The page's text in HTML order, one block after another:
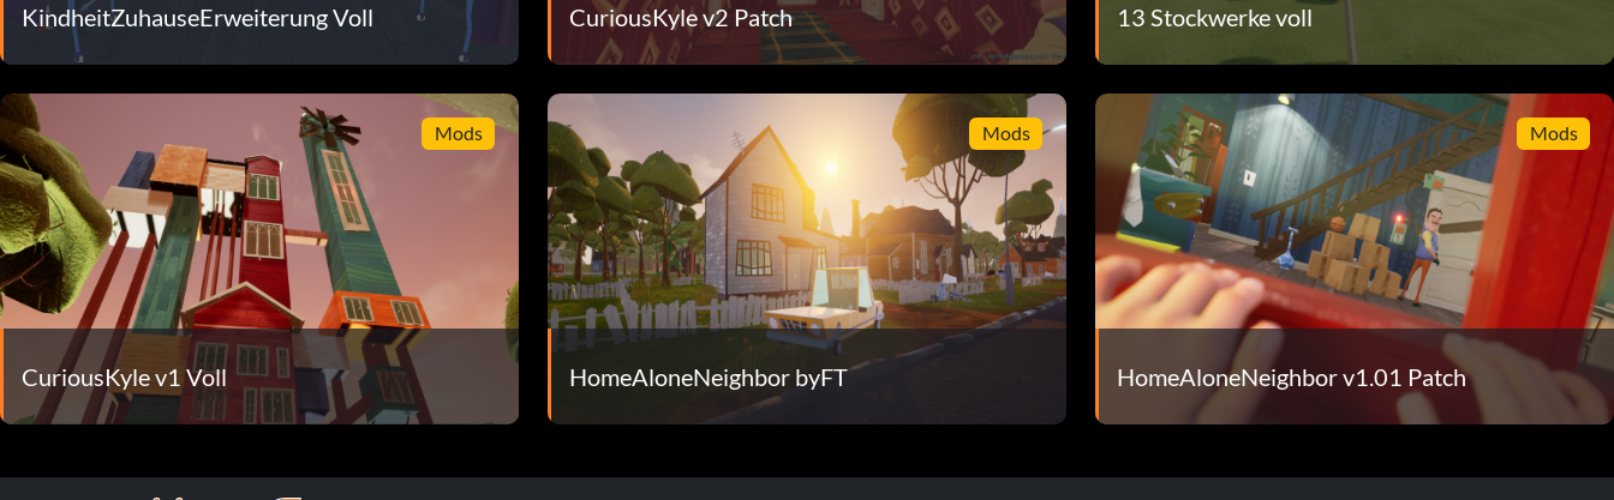
KindheitZuhauseErweiterung Voll CuriousKyle v2 Patch 13 Stockwerke voll
Mods
CuriousKyle v1 Voll
Mods
HomeAloneNeighbor byFT
Mods
HomeAloneNeighbor v1.01 Patch